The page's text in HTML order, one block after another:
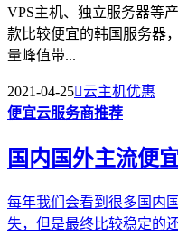
VPS主机、独立服务器等
款比较便宜的韩国服务器
量峰值带...
2021-04-25云主机优惠
便宜云服务商推荐
国内国外主流便
每年我们会看到很多国内
失，但是最终比较稳定的